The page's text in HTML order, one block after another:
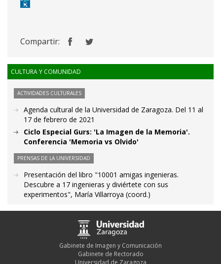
Compartir:
CULTURA Y COMUNIDAD
ACTIVIDADES CULTURALES
Agenda cultural de la Universidad de Zaragoza. Del 11 al
17 de febrero de 2021
Ciclo Especial Gurs: 'La Imagen de la Memoria'.
Conferencia 'Memoria vs Olvido'
PRENSAS DE LA UNIVERSIDAD
Presentación del libro "10001 amigas ingenieras.
Descubre a 17 ingenieras y diviértete con sus
experimentos", María Villarroya (coord.)
Gabinete de Imagen y Comunicación
Gabinete de Rectorado
Universidad de Zaragoza